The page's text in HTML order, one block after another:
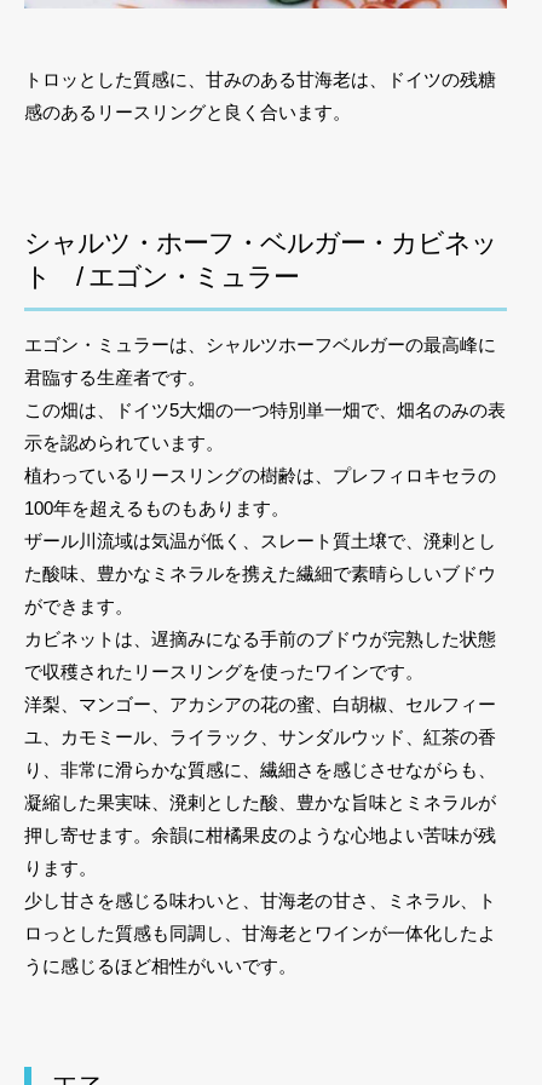
トロッとした質感に、甘みのある甘海老は、ドイツの残糖
感のあるリースリングと良く合います。
シャルツ・ホーフ・ベルガー・カビネッ
ト / エゴン・ミュラー
エゴン・ミュラーは、シャルツホーフベルガーの最高峰に
君臨する生産者です。
この畑は、ドイツ5大畑の一つ特別単一畑で、畑名のみの表
示を認められています。
植わっているリースリングの樹齢は、プレフィロキセラの
100年を超えるものもあります。
ザール川流域は気温が低く、スレート質土壌で、溌剌とし
た酸味、豊かなミネラルを携えた繊細で素晴らしいブドウ
ができます。
カビネットは、遅摘みになる手前のブドウが完熟した状態
で収穫されたリースリングを使ったワインです。
洋梨、マンゴー、アカシアの花の蜜、白胡椒、セルフィー
ユ、カモミール、ライラック、サンダルウッド、紅茶の香
り、非常に滑らかな質感に、繊細さを感じさせながらも、
凝縮した果実味、溌剌とした酸、豊かな旨味とミネラルが
押し寄せます。余韻に柑橘果皮のような心地よい苦味が残
ります。
少し甘さを感じる味わいと、甘海老の甘さ、ミネラル、ト
ロっとした質感も同調し、甘海老とワインが一体化したよ
うに感じるほど相性がいいです。